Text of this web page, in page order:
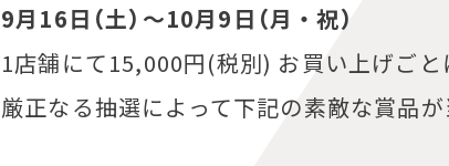
9月16日（土）～10月9日（月・祝）
1店舗にて15,000円(税別) お買い上げごと
厳正なる抽選によって下記の素敵な賞品が